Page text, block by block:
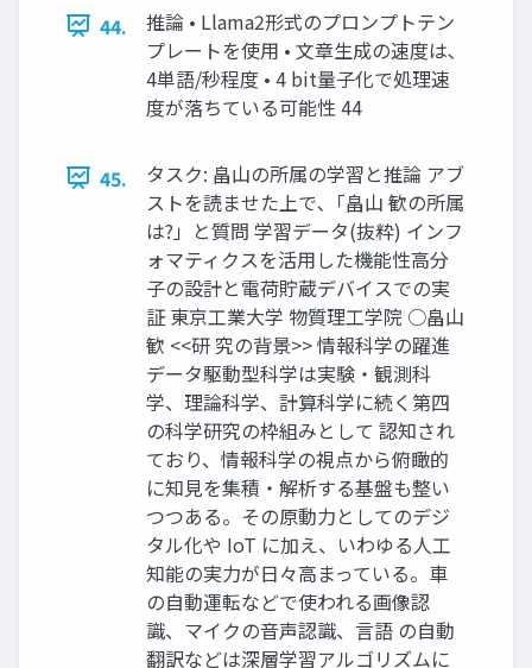
44.
推論 • Llama2形式のプロンプトテン
プレートを使用 • 文章生成の速度は､
4単語/秒程度 • 4 bit量子化で処理速
度が落ちている可能性 44
45.
タスク: 畠山の所属の学習と推論 アブ
ストを読ませた上で､「畠山 歓の所属
は?」と質問 学習データ(抜粋) インフ
ォマティクスを活用した機能性高分
子の設計と電荷貯蔵デバイスでの実
証 東京工業大学 物質理工学院 ○畠山
歓 <<研 究の背景>> 情報科学の躍進
データ駆動型科学は実験・観測科
学、理論科学、計算科学に続く第四
の科学研究の枠組みとして 認知され
ており、情報科学の視点から俯瞰的
に知見を集積・解析する基盤も整い
つつある。その原動力としてのデジ
タル化や IoT に加え、いわゆる人工
知能の実力が日々高まっている。車
の自動運転などで使われる画像認
識、マイクの音声認識、言語 の自動
翻訳などは深層学習アルゴリズムに